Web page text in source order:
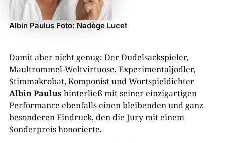
Albin Paulus Foto: Nadège Lucet
Damit aber nicht genug: Der Dudelsackspieler,
Maultrommel-Weltvirtuose, Experimentaljodler,
Stimmakrobat, Komponist und Wortspieldichter
Albin Paulushinterließ mit seiner einzigartigen
Performance ebenfalls einen bleibenden und ganz
besonderen Eindruck, den die Jury mit einem
Sonderpreis honorierte.